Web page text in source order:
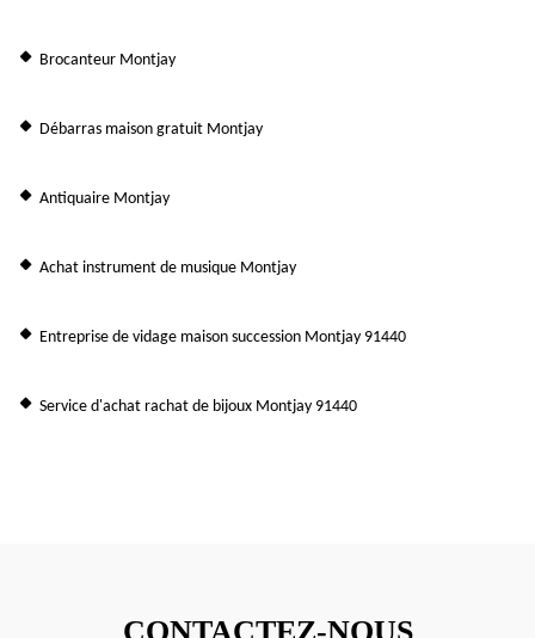
Brocanteur Montjay
Débarras maison gratuit Montjay
Antiquaire Montjay
Achat instrument de musique Montjay
Entreprise de vidage maison succession Montjay 91440
Service d'achat rachat de bijoux Montjay 91440